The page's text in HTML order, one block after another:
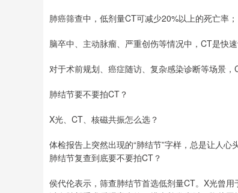
肺癌筛查中，低剂量CT可减少20%以上的死亡率；
脑卒中、主动脉瘤、严重创伤等情况中，CT是快
对于术前规划、癌症随访、复杂感染诊断等场景
肺结节要不要拍CT？
X光、CT、核磁共振怎么选？
体检报告上突然出现的“肺结节”字样，总是让人
肺结节复查到底要不要拍CT？
侯代伦表示，筛查肺结节首选低剂量CT。X光曾